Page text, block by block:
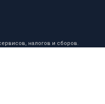
налогов и сборов.